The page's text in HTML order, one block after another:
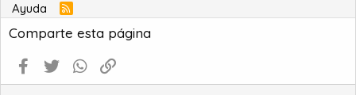
Ayuda
R
S
S
Comparte esta página
Facebook
Twitter WhatsApp